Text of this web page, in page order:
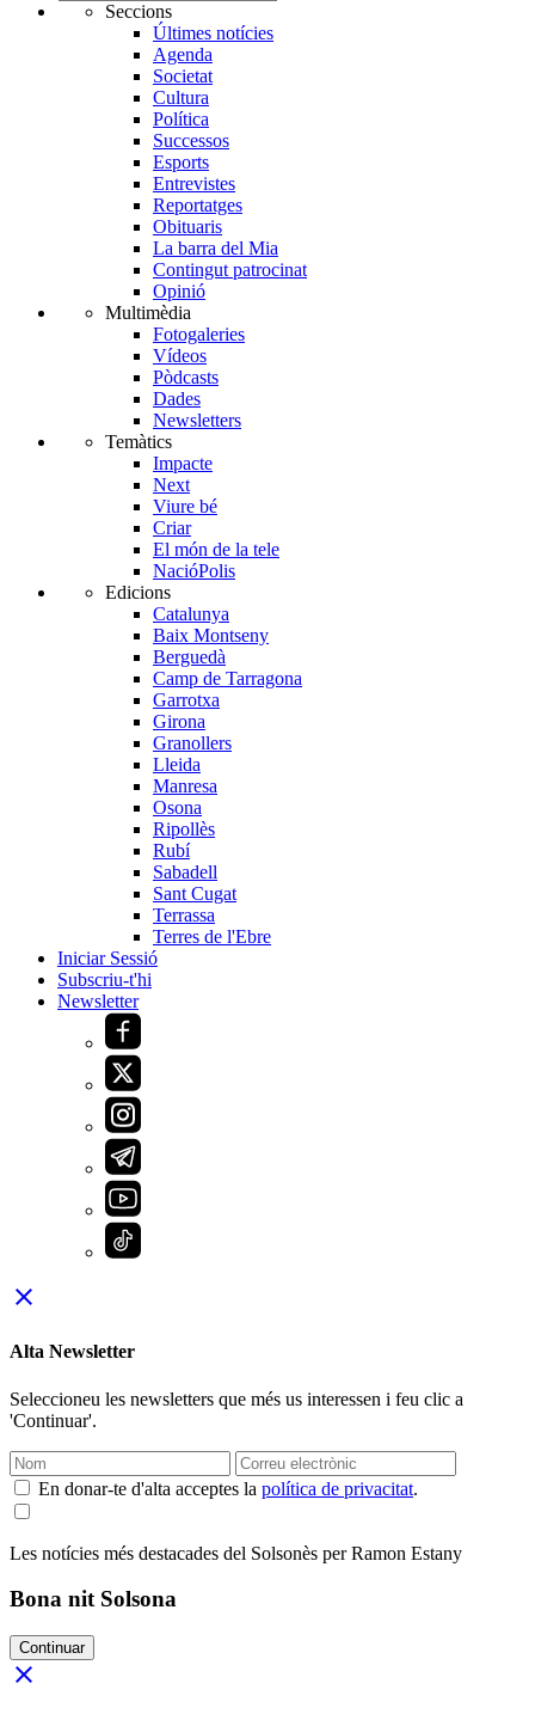
Seccions
Últimes notícies
Agenda
Societat
Cultura
Política
Successos
Esports
Entrevistes
Reportatges
Obituaris
La barra del Mia
Contingut patrocinat
Opinió
Multimèdia
Fotogaleries
Vídeos
Pòdcasts
Dades
Newsletters
Temàtics
Impacte
Next
Viure bé
Criar
El món de la tele
NacióPolis
Edicions
Catalunya
Baix Montseny
Berguedà
Camp de Tarragona
Garrotxa
Girona
Granollers
Lleida
Manresa
Osona
Ripollès
Rubí
Sabadell
Sant Cugat
Terrassa
Terres de l'Ebre
Iniciar Sessió
Subscriu-t'hi
Newsletter
close
Alta Newsletter
Seleccioneu les newsletters que més us interessen i feu clic a
'Continuar'.
En donar-te d'alta acceptes la política de privacitat.
Les notícies més destacades del Solsonès per Ramon Estany
Bona nit Solsona
Continuar
close